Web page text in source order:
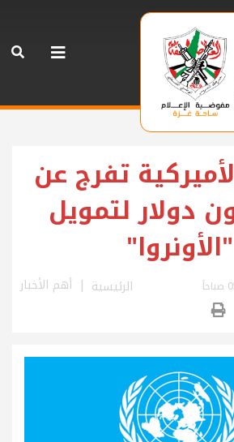
تفرج عن
دولار لتمويل
"الأونروا"
الرئيسية أهم الأخبار